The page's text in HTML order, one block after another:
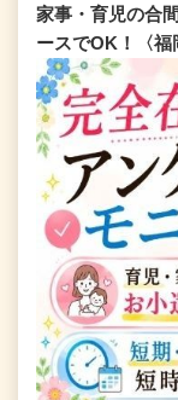
家事・育児の合
ースでOK！〈福